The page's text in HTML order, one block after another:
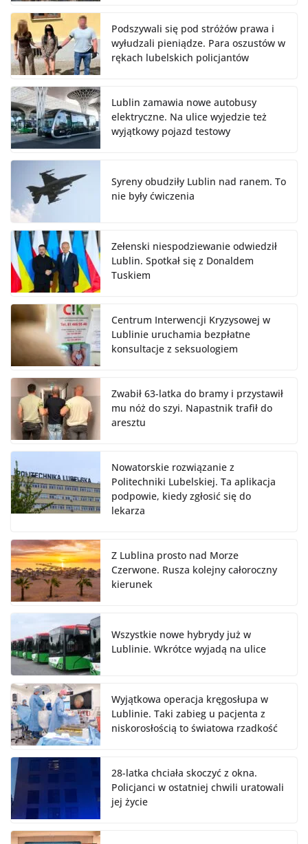
Podszywali się pod stróżów prawa i
wyłudzali pieniądze. Para oszustów w
rękach lubelskich policjantów
Lublin zamawia nowe autobusy
elektryczne. Na ulice wyjedzie też
wyjątkowy pojazd testowy
Syreny obudziły Lublin nad ranem. To
nie były ćwiczenia
Zełenski niespodziewanie odwiedził
Lublin. Spotkał się z Donaldem
Tuskiem
Centrum Interwencji Kryzysowej w
Lublinie uruchamia bezpłatne
konsultacje z seksuologiem
Zwabił 63-latka do bramy i przystawił
mu nóż do szyi. Napastnik trafił do
aresztu
Nowatorskie rozwiązanie z
Politechniki Lubelskiej. Ta aplikacja
podpowie, kiedy zgłosić się do
lekarza
Z Lublina prosto nad Morze
Czerwone. Rusza kolejny całoroczny
kierunek
Wszystkie nowe hybrydy już w
Lublinie. Wkrótce wyjadą na ulice
Wyjątkowa operacja kręgosłupa w
Lublinie. Taki zabieg u pacjenta z
niskorosłością to światowa rzadkość
28-latka chciała skoczyć z okna.
Policjanci w ostatniej chwili uratowali
jej życie